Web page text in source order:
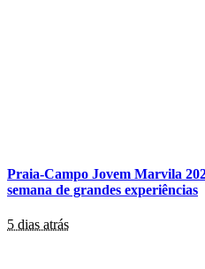
Praia-Campo Jovem Marvila
semana de grandes experiências
5 dias atrás